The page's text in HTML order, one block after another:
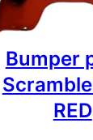
Bumper
RED